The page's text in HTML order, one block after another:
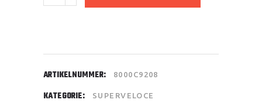
Windschild
ARTIKELNUMMER: 8000C9208
KATEGORIE: SUPERVELOCE